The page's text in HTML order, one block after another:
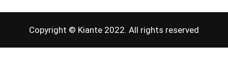
Copyright © Kiante 2022. All rights reserved